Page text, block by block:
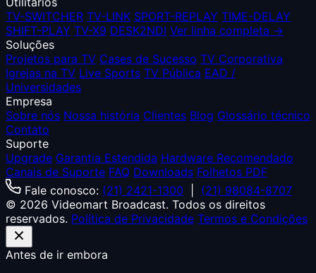
TV-SWITCHER TV-LINK SPORT-REPLAY TIME-DELAY
SHIFT-PLAY TV-X9 DESK2NDI Ver linha completa →
Soluções
Projetos para TV Cases de Sucesso TV Corporativa
Igrejas na TV Live Sports TV Pública EAD /
Universidades
Empresa
Sobre nós Nossa história Clientes Blog Glossário técnico
Contato
Suporte
Upgrade Garantia Estendida Hardware Recomendado
Canais de Suporte FAQ Downloads Folhetos PDF
Fale conosco: (21) 2421-1300
(21) 98084-8707
© 2026 Videomart Broadcast. Todos os direitos
reservados. Política de Privacidade Termos e Condições
Antes de ir embora